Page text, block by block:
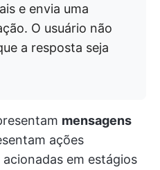
e envia uma
O usuário não
a resposta seja
mensagens
ações
em estágios